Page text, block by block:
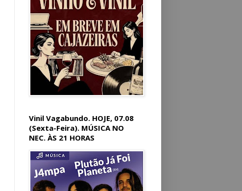
Vinil Vagabundo. HOJE, 07.08
(Sexta-Feira). MÚSICA NO
NEC. ÀS 21 HORAS